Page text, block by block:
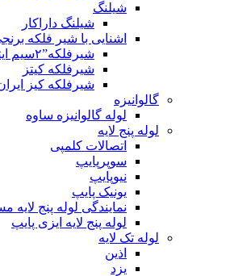
شیلنگ
شیلنگ داراکار
اشنایی با شیر فلکه
شیرفلکه”۲سیم ایتالیا
شیرفلکه کیتز
شیرفلکه کیز
گالوانیزه
لوله گالوانیزه ساوه
لوله پنج لایه
اتصالات کلمپی
سوپرپایپ
نیوپایپ
یونیک پایپ
نمایندگی لوله پنج لایه
لوله پنج لایه ایزی پایپ
لوله تک لایه
اذین
یزد